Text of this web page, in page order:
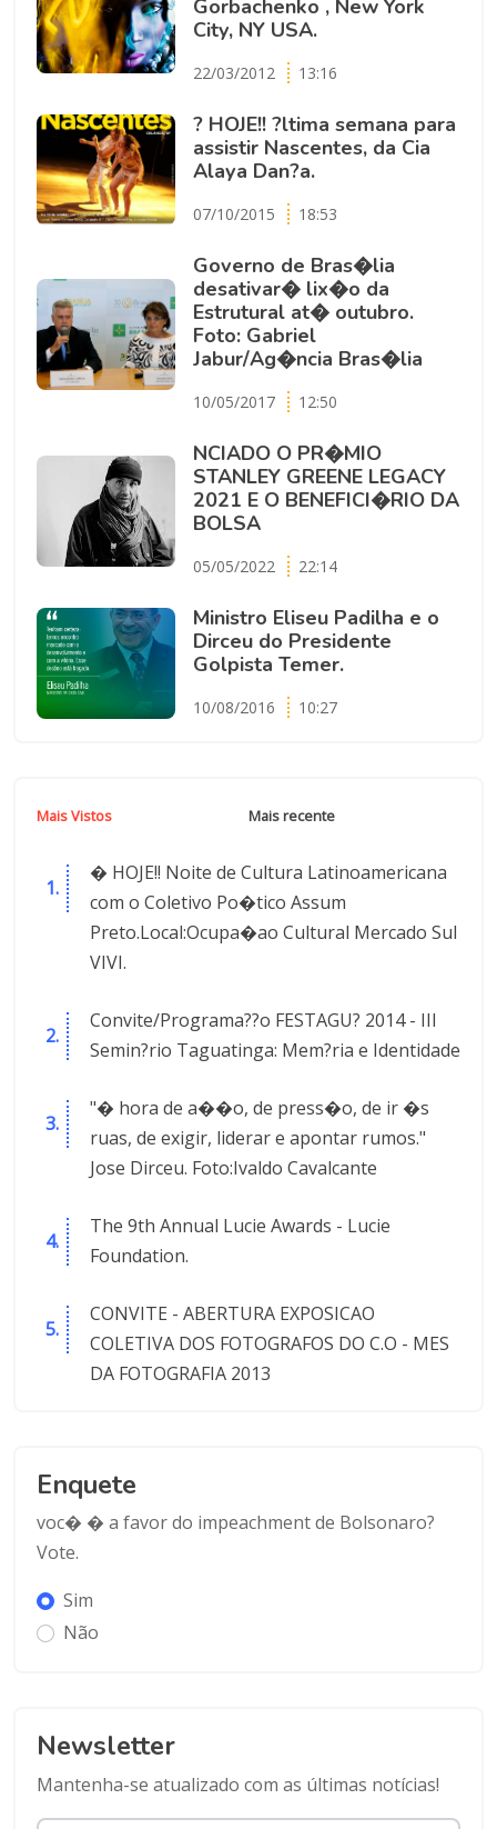
Gorbachenko , New York
City, NY USA.
22/03/2012 13:16
? HOJE!! ?ltima semana para
assistir Nascentes, da Cia
Alaya Dan?a.
07/10/2015 18:53
Governo de Bras�lia
desativar� lix�o da
Estrutural at� outubro.
Foto: Gabriel
Jabur/Ag�ncia Bras�lia
10/05/2017 12:50
NCIADO O PR�MIO
STANLEY GREENE LEGACY
2021 E O BENEFICI�RIO DA
BOLSA
05/05/2022 22:14
Ministro Eliseu Padilha e o
Dirceu do Presidente
Golpista Temer.
10/08/2016 10:27
Mais Vistos Mais recente
� HOJE!! Noite de Cultura Latinoamericana
com o Coletivo Po�tico Assum
Preto.Local:Ocupa�ao Cultural Mercado Sul
VIVI.
Convite/Programa??o FESTAGU? 2014 - III
Semin?rio Taguatinga: Mem?ria e Identidade
"� hora de a��o, de press�o, de ir �s
ruas, de exigir, liderar e apontar rumos."
Jose Dirceu. Foto:Ivaldo Cavalcante
The 9th Annual Lucie Awards - Lucie
Foundation.
CONVITE - ABERTURA EXPOSICAO
COLETIVA DOS FOTOGRAFOS DO C.O - MES
DA FOTOGRAFIA 2013
Enquete
voc� � a favor do impeachment de Bolsonaro?
Vote.
Sim
Não
Newsletter
Mantenha-se atualizado com as últimas notícias!